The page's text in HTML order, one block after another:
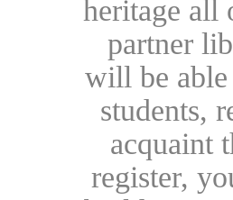
heritage all
partner
will be
students,
acquaint
register,